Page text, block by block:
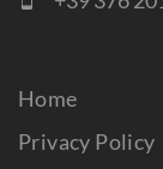
Home
Privacy Policy